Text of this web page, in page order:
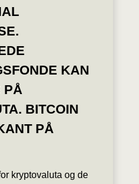
KAN
PÅ
BITCOIN
PÅ
kryptovaluta og de